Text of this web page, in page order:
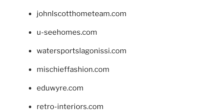
johnlscotthometeam.com
u-seehomes.com
watersportslagonissi.com
mischieffashion.com
eduwyre.com
retro-interiors.com